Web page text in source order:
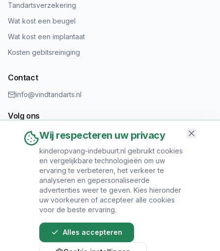
Tandartsverzekering
Wat kost een beugel
Wat kost een implantaat
Kosten gebitsreiniging
Contact
info@vindtandarts.nl
Volg ons
Informatie toevoegen?
Heeft u een tandartspraktijk? Neem contact op om uw praktijk
toe te voegen.
© 2024 Vind Tandarts. Alle rechten voorbehouden.
Wij respecteren uw privacy
kinderopvang-indebuurt.nl gebruikt cookies
en vergelijkbare technologieën om uw
ervaring te verbeteren, het verkeer te
analyseren en gepersonaliseerde
advertenties weer te geven. Kies hieronder
uw voorkeuren of accepteer alle cookies
voor de beste ervaring.
Alles accepteren